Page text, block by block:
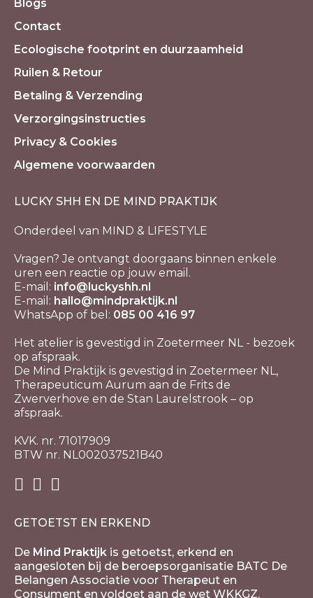
Blogs
Contact
Ecologische footprint en duurzaamheid
Ruilen & Retour
Betaling & Verzending
Verzorgingsinstructies
Privacy & Cookies
Algemene voorwaarden
LUCKY SHH EN DE MIND PRAKTIJK
Onderdeel van MIND & LIFESTYLE
Vragen? Je ontvangt doorgaans binnen enkele
uren een reactie op jouw email.
E-mail: info@luckyshh.nl
E-mail: hallo@mindpraktijk.nl
WhatsApp of bel: 085 00 416 97
Het atelier is gevestigd in Zoetermeer NL - bezoek
op afspraak.
De Mind Praktijk is gevestigd in Zoetermeer NL,
Therapeuticum Aurum aan de Frits de
Zwerverhove en de Stan Laurelstrook – op
afspraak.
KVK. nr. 71017909
BTW nr. NL002037521B40
GETOETST EN ERKEND
De Mind Praktijk is getoetst, erkend en
aangesloten bij de beroepsorganisatie BATC De
Belangen Associatie voor Therapeut en
Consument en voldoet aan de wet WKKGZ.